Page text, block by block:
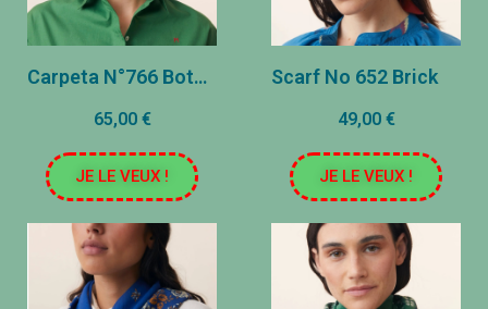
Carpeta N°766 Botella verde
65,00 €
JE LE VEUX !
Scarf No 652 Brick
49,00 €
JE LE VEUX !